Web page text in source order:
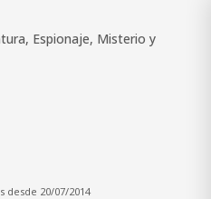
Espionaje, Misterio y
desde 20/07/2014